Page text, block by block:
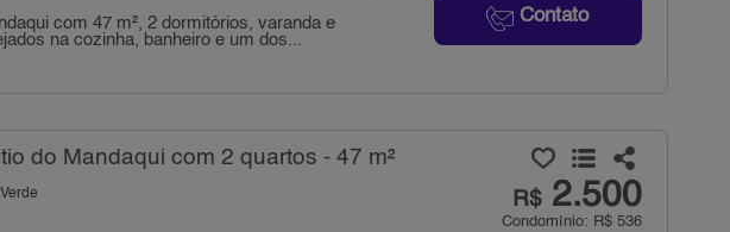
Contato
com 47 m², 2 dormitórios, varanda e
na cozinha, banheiro e um dos...
do Mandaqui com 2 quartos - 47 m²
R$2.500
Condomínio: R$ 536